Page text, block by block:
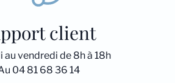
client
au vendredi de 8h à 18h
04 81 68 36 14